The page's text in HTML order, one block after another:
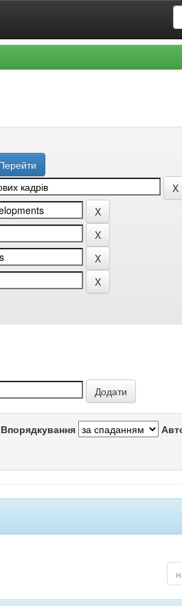
Впорядкування